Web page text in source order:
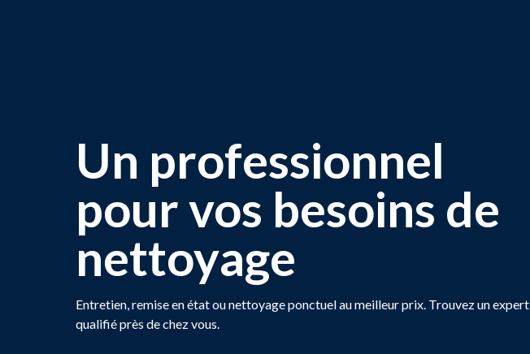
Un professionnel
pour vos besoins de
nettoyage
Entretien, remise en état ou nettoyage ponctuel au meilleur prix. Trouvez un expert
qualifié près de chez vous.